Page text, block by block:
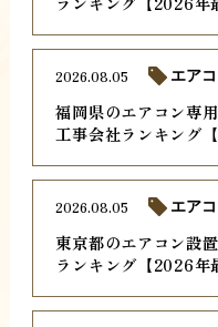
福岡県のエアコン専
工事会社ランキング
2026.08.05 エア
東京都のエアコン設
ランキング【2026年
2026.08.05 エア